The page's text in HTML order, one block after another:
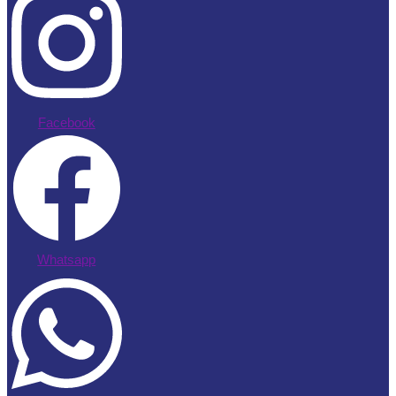
Facebook
Whatsapp